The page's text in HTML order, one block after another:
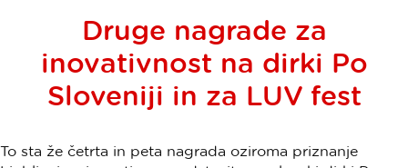
Druge nagrade za
inovativnost na dirki Po
Sloveniji in za LUV fest
To sta že četrta in peta nagrada oziroma priznanje